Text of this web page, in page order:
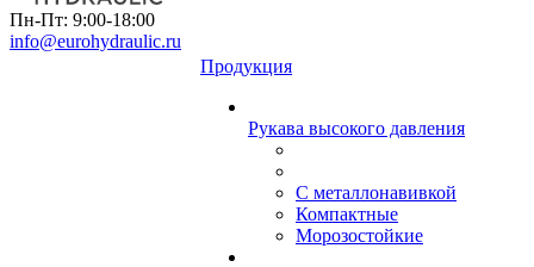
Пн-Пт: 9:00-18:00
info@eurohydraulic.ru
Продукция
Рукава высокого давления
С металлонавивкой
Компактные
Морозостойкие